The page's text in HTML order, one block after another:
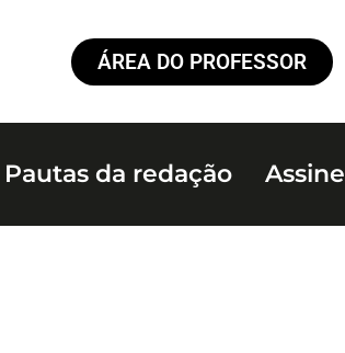
ÁREA DO PROFESSOR
Pautas da redação Assine